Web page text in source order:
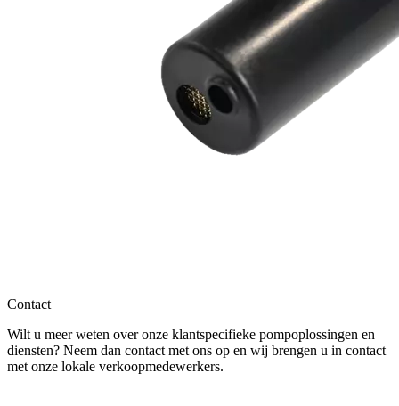
Contact
Wilt u meer weten over onze klantspecifieke pompoplossingen en
diensten? Neem dan contact met ons op en wij brengen u in contact
met onze lokale verkoopmedewerkers.